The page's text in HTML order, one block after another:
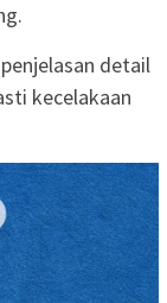
detail
kecelakaan